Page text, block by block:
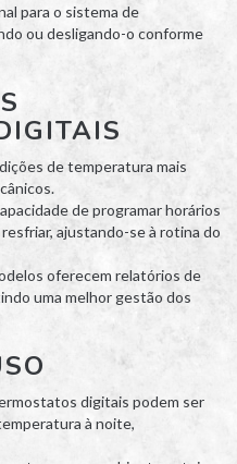
para o sistema de
ou desligando-o conforme
de temperatura mais
de programar horários
ajustando-se à rotina do
oferecem relatórios de
uma melhor gestão dos
digitais podem ser
à noite,